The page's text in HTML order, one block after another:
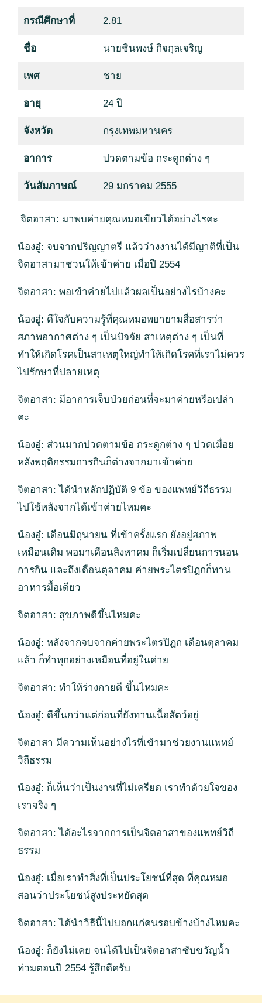
กรณีศึกษาที่ 2.81
ชื่อ นายชินพงษ์ กิจกุลเจริญ
เพศ ชาย
อายุ 24 ปี
จังหวัด กรุงเทพมหานคร
อาการ ปวดตามข้อ กระดูกต่าง ๆ
วันสัมภาษณ์ 29 มกราคม 2555
จิตอาสา: มาพบค่ายคุณหมอเขียวได้อย่างไรคะ
น้องอู๋: จบจากปริญญาตรี แล้วว่างงานได้มีญาติที่เป็น
จิตอาสามาชวนให้เข้าค่าย เมื่อปี 2554
จิตอาสา: พอเข้าค่ายไปแล้วผลเป็นอย่างไรบ้างคะ
น้องอู๋: ดีใจกับความรู้ที่คุณหมอพยายามสื่อสารว่า
สภาพอากาศต่าง ๆ เป็นปัจจัย สาเหตุต่าง ๆ เป็นที่
ทำให้เกิดโรคเป็นสาเหตุใหญ่ทำให้เกิดโรคที่เราไม่ควร
ไปรักษาที่ปลายเหตุ
จิตอาสา: มีอาการเจ็บป่วยก่อนที่จะมาค่ายหรือเปล่า
คะ
น้องอู๋: ส่วนมากปวดตามข้อ กระดูกต่าง ๆ ปวดเมื่อย
หลังพฤติกรรมการกินก็ต่างจากมาเข้าค่าย
จิตอาสา: ได้นำหลักปฏิบัติ 9 ข้อ ของแพทย์วิถีธรรม
ไปใช้หลังจากได้เข้าค่ายไหมคะ
น้องอู๋: เดือนมิถุนายน ที่เข้าครั้งแรก ยังอยู่สภาพ
เหมือนเดิม พอมาเดือนสิงหาคม ก็เริ่มเปลี่ยนการนอน
การกิน และถึงเดือนตุลาคม ค่ายพระไตรปิฎกก็ทาน
อาหารมื้อเดียว
จิตอาสา: สุขภาพดีขึ้นไหมคะ
น้องอู๋: หลังจากจบจากค่ายพระไตรปิฎก เดือนตุลาคม
แล้ว ก็ทำทุกอย่างเหมือนที่อยู่ในค่าย
จิตอาสา: ทำให้ร่างกายดี ขึ้นไหมคะ
น้องอู๋: ดีขึ้นกว่าแต่ก่อนที่ยังทานเนื้อสัตว์อยู่
จิตอาสา มีความเห็นอย่างไรที่เข้ามาช่วยงานแพทย์
วิถีธรรม
น้องอู๋: ก็เห็นว่าเป็นงานที่ไม่เครียด เราทำด้วยใจของ
เราจริง ๆ
จิตอาสา: ได้อะไรจากการเป็นจิตอาสาของแพทย์วิถี
ธรรม
น้องอู๋: เมื่อเราทำสิ่งที่เป็นประโยชน์ที่สุด ที่คุณหมอ
สอนว่าประโยชน์สูงประหยัดสุด
จิตอาสา: ได้นำวิธีนี้ไปบอกแก่คนรอบข้างบ้างไหมคะ
น้องอู๋: ก็ยังไม่เคย จนได้ไปเป็นจิตอาสาซับขวัญน้ำ
ท่วมตอนปี 2554 รู้สึกดีครับ